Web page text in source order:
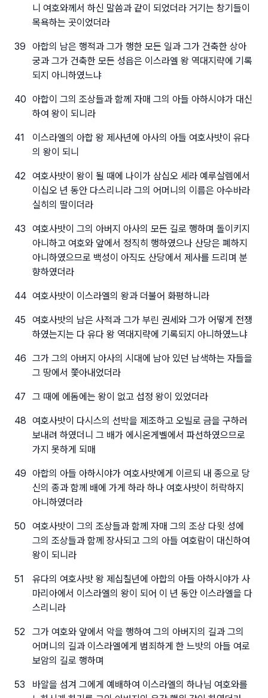
니 여호와께서 하신 말씀과 같이 되었더라 거기는 창기들이
목욕하는 곳이었더라
39
아합의 남은 행적과 그가 행한 모든 일과 그가 건축한 상아
궁과 그가 건축한 모든 성읍은 이스라엘 왕 역대지략에 기록
되지 아니하였느냐
40 아합이 그의 조상들과 함께 자매 그의 아들 아하시야가 대신
하여 왕이 되니라
41
이스라엘의 아합 왕 제사년에 아사의 아들 여호사밧이 유다
의 왕이 되니
42
여호사밧이 왕이 될 때에 나이가 삼십오 세라 예루살렘에서
이십오 년 동안 다스리니라 그의 어머니의 이름은 아수바라
실히의 딸이더라
43
여호사밧이 그의 아버지 아사의 모든 길로 행하며 돌이키지
아니하고 여호와 앞에서 정직히 행하였으나 산당은 폐하지
아니하였으므로 백성이 아직도 산당에서 제사를 드리며 분
향하였더라
44 여호사밧이 이스라엘의 왕과 더불어 화평하니라
45
여호사밧의 남은 사적과 그가 부린 권세와 그가 어떻게 전쟁
하였는지는 다 유다 왕 역대지략에 기록되지 아니하였느냐
46 그가 그의 아버지 아사의 시대에 남아 있던 남색하는 자들을
그 땅에서 쫓아내었더라
47 그 때에 에돔에는 왕이 없고 섭정 왕이 있었더라
48 여호사밧이 다시스의 선박을 제조하고 오빌로 금을 구하러
보내려 하였더니 그 배가 에시온게벨에서 파선하였으므로
가지 못하게 되매
49 아합의 아들 아하시야가 여호사밧에게 이르되 내 종으로 당
신의 종과 함께 배에 가게 하라 하나 여호사밧이 허락하지
아니하였더라
50
여호사밧이 그의 조상들과 함께 자매 그의 조상 다윗 성에
그의 조상들과 함께 장사되고 그의 아들 여호람이 대신하여
왕이 되니라
51
유다의 여호사밧 왕 제십칠년에 아합의 아들 아하시야가 사
마리아에서 이스라엘의 왕이 되어 이 년 동안 이스라엘을 다
스리니라
52
그가 여호와 앞에서 악을 행하여 그의 아버지의 길과 그의
어머니의 길과 이스라엘에게 범죄하게 한 느밧의 아들 여로
보암의 길로 행하며
53
바알을 섬겨 그에게 예배하여 이스라엘의 하나님 여호와를